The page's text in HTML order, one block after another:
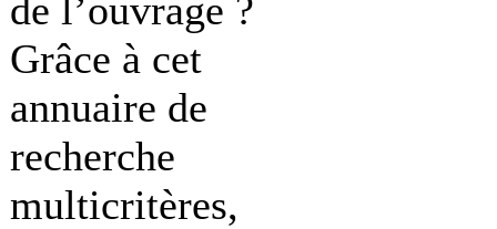
de l’ouvrage ?
Grâce à cet
annuaire de
recherche
multicritères,